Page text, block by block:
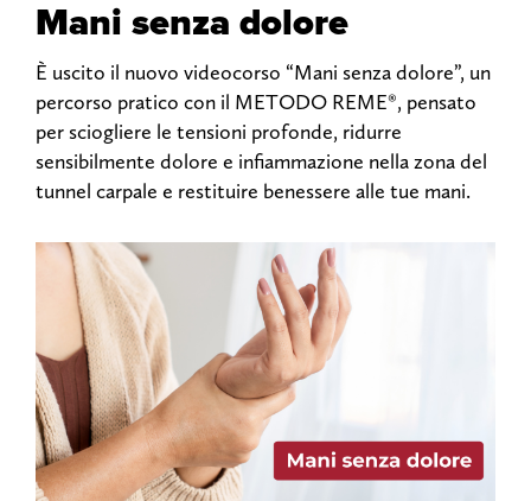
Mani senza dolore
È uscito il nuovo videocorso “Mani senza dolore”, un
percorso pratico con il METODO REME®, pensato
per sciogliere le tensioni profonde, ridurre
sensibilmente dolore e infiammazione nella zona del
tunnel carpale e restituire benessere alle tue mani.